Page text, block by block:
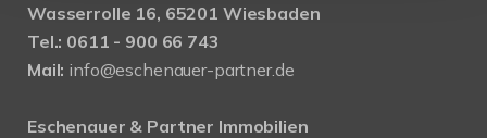
Wasserrolle 16, 65201 Wiesbaden
Tel.: 0611 - 900 66 743
Mail: info@eschenauer-partner.de
Eschenauer & Partner Immobilien